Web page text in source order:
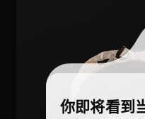
你即将看到